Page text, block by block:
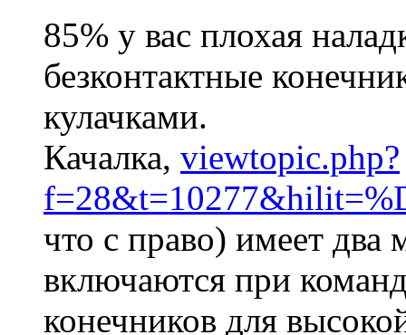
85% у вас плохая
безконтактные
кулачками.
Качалка, viewtopic.php?
что с право) имеет
включаются при
конечников для